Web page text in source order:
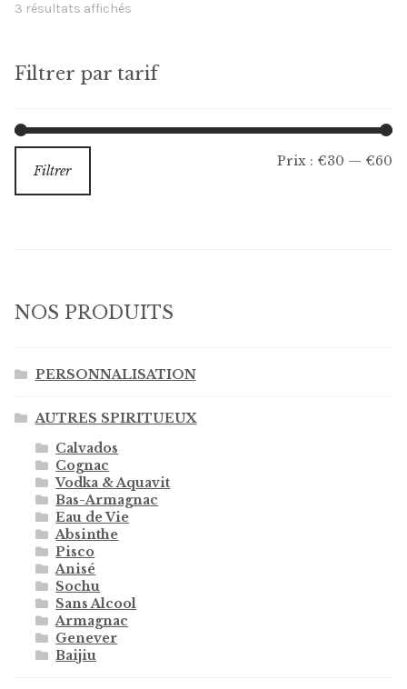
la
3 résultats affichés
récent
Filtrer par tarif
Filtrer
Prix : €30 — €60
NOS PRODUITS
PERSONNALISATION
AUTRES SPIRITUEUX
Calvados
Cognac
Vodka & Aquavit
Bas-Armagnac
Eau de Vie
Absinthe
Pisco
Anisé
Sochu
Sans Alcool
Armagnac
Genever
Baijiu